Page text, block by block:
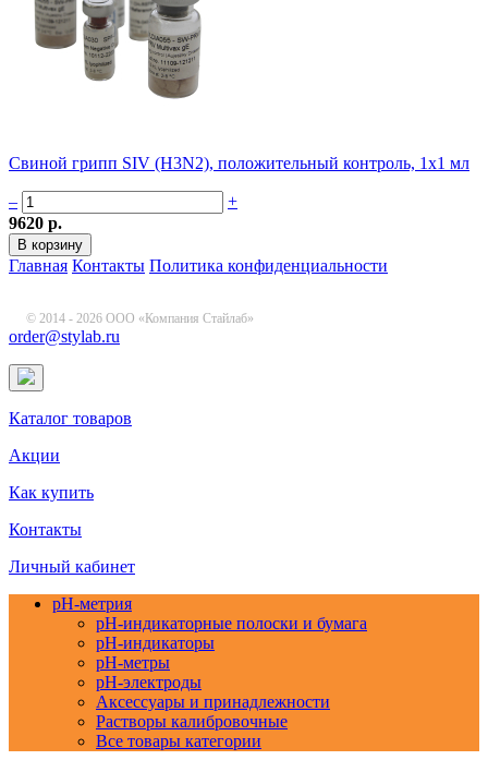
Свиной грипп SIV (H3N2), положительный контроль, 1х1 мл
–
+
9620 р.
Главная Контакты Политика конфиденциальности
© 2014 - 2026 ООО «Компания Стайлаб»
order@stylab.ru
Каталог товаров
Акции
Как купить
Контакты
Личный кабинет
pH-метрия
pH-индикаторные полоски и бумага
pH-индикаторы
pH-метры
pH-электроды
Аксессуары и принадлежности
Растворы калибровочные
Все товары категории